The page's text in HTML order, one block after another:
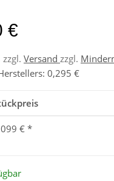
€
zzgl. Versand zzgl.
: 0,295 €
€ *